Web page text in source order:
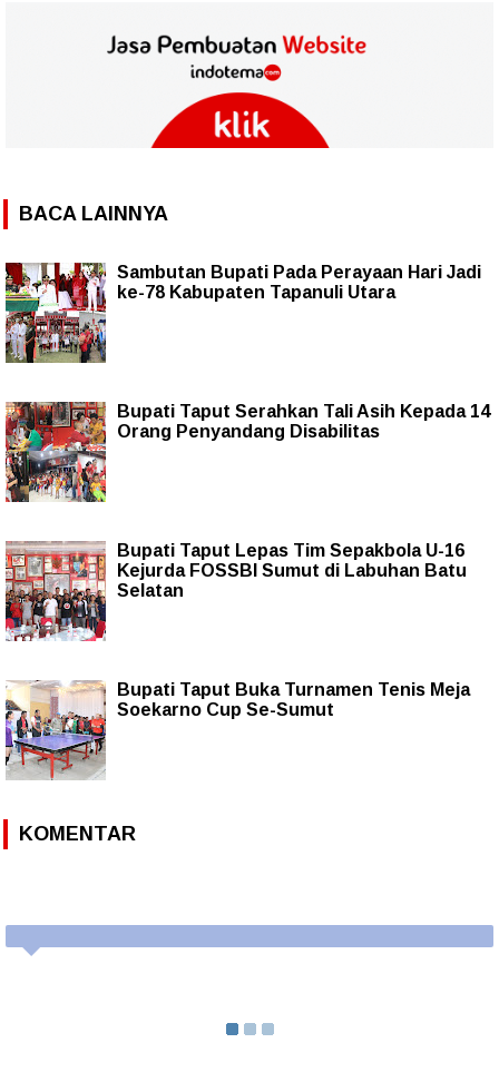
BACA LAINNYA
Sambutan Bupati Pada Perayaan Hari Jadi
ke-78 Kabupaten Tapanuli Utara
Bupati Taput Serahkan Tali Asih Kepada 14
Orang Penyandang Disabilitas
Bupati Taput Lepas Tim Sepakbola U-16
Kejurda FOSSBI Sumut di Labuhan Batu
Selatan
Bupati Taput Buka Turnamen Tenis Meja
Soekarno Cup Se-Sumut
KOMENTAR